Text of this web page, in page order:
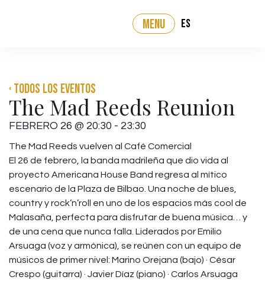
MENU ES
‹ Todos los eventos
The Mad Reeds Reunion
FEBRERO 26 @ 20:30 - 23:30
The Mad Reeds vuelven al Café Comercial
El 26 de febrero, la banda madrileña que dio vida al
proyecto Americana House Band regresa al mítico
escenario de la Plaza de Bilbao. Una noche de blues,
country y rock’n’roll en uno de los espacios más cool de
Malasaña, perfecta para disfrutar de buena música… y
de una cena que nunca falla. Liderados por Emilio
Arsuaga (voz y armónica), se reúnen con un equipo de
músicos de primer nivel: Marino Orejana (bajo) · César
Crespo (guitarra) · Javier Díaz (piano) · Carlos Arsuaga